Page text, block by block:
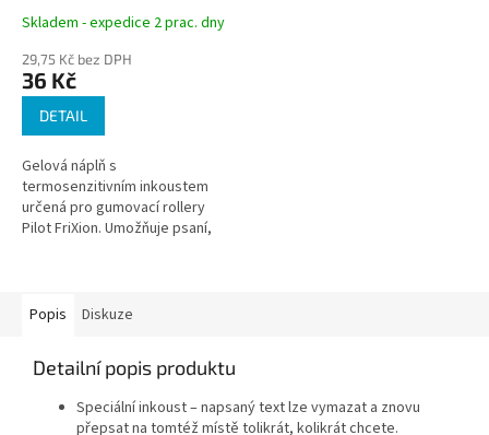
rolleru stopa 0,35 mm,
silný hrot 0,7 mm
Skladem - expedice 2 prac. dny
29,75 Kč bez DPH
36 Kč
DETAIL
Gelová náplň s
termosenzitivním inkoustem
určená pro gumovací rollery
Pilot FriXion. Umožňuje psaní,
Popis
Diskuze
Detailní popis produktu
Speciální inkoust – napsaný text lze vymazat a znovu
přepsat na tomtéž místě tolikrát, kolikrát chcete.